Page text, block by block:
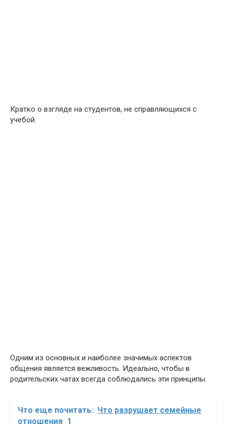
Кратко о взгляде на студентов, не справляющихся с
учебой.
Одним из основных и наиболее значимых аспектов
общения является вежливость. Идеально, чтобы в
родительских чатах всегда соблюдались эти принципы.
Что еще почитать: Что разрушает семейные
отношения_1